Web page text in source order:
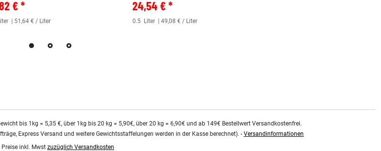
€ *
| 51,64 € / Liter
24,54 € *
0.5 Liter | 49,08 € / Liter
bis 1kg = 5,35 €, über 1kg bis 20 kg = 5,90€, über 20 kg = 6,90€ und ab 149€ Bestellwert Versandkostenfrei.
Express Versand und weitere Gewichtsstaffelungen werden in der Kasse berechnet). - Versandinformationen
Preise inkl. Mwst zuzüglich Versandkosten